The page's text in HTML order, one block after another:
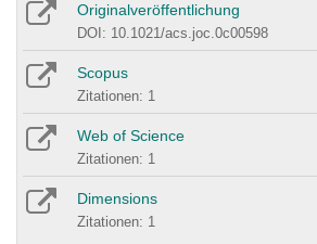
Originalveröffentlichung
DOI: 10.1021/acs.joc.0c00598
Scopus
Zitationen: 1
Web of Science
Zitationen: 1
Dimensions
Zitationen: 1